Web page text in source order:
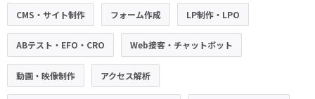
CMS・サイト制作 フォーム作成 LP制作・LPO
ABテスト・EFO・CRO Web接客・チャットボット
動画・映像制作 アクセス解析